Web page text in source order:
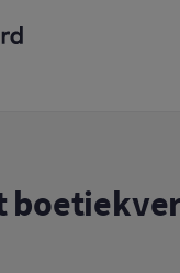
in Venetië